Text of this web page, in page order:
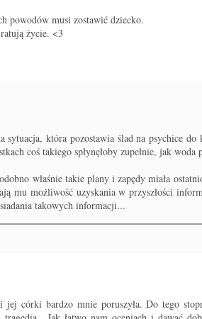
powodów musi zostawić dziecko.
życie. <3
sytuacja, która pozostawia ślad na psychice do
coś takiego spłynęłoby zupełnie, jak woda
właśnie takie plany i zapędy miała
mu możliwość uzyskania w przyszłości
takowych informacji...
córki bardzo mnie poruszyła. Do tego